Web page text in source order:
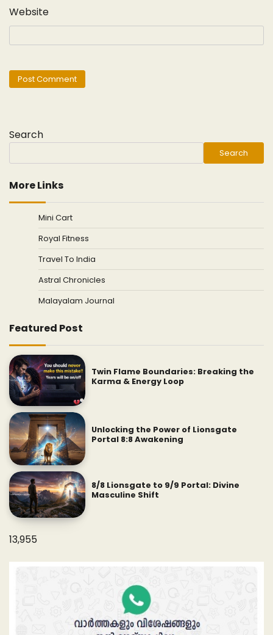
Website
Search
Search
More Links
Mini Cart
Royal Fitness
Travel To India
Astral Chronicles
Malayalam Journal
Featured Post
Twin Flame Boundaries: Breaking the
Karma & Energy Loop
Unlocking the Power of Lionsgate
Portal 8:8 Awakening
8/8 Lionsgate to 9/9 Portal: Divine
Masculine Shift
13,955